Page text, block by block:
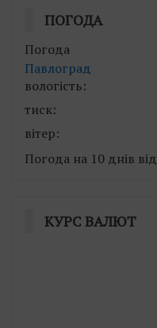
ПОГОДА
Погода
Павлоград
вологість:
тиск:
вітер:
Погода на 10 днів від
КУРС ВАЛЮТ